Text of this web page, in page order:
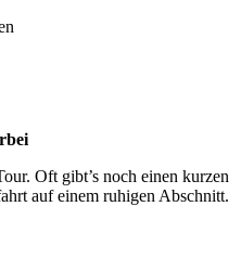
Oft gibt’s noch einen kurzen
auf einem ruhigen Abschnitt.